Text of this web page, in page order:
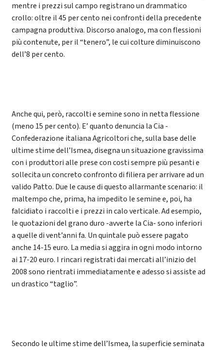
mentre i prezzi sul campo registrano un drammatico
crollo: oltre il 45 per cento nei confronti della precedente
campagna produttiva. Discorso analogo, ma con flessioni
più contenute, per il “tenero”, le cui colture diminuiscono
dell’8 per cento.
Anche qui, però, raccolti e semine sono in netta flessione
(meno 15 per cento). E’ quanto denuncia la Cia -
Confederazione italiana Agricoltori che, sulla base delle
ultime stime dell’Ismea, disegna un situazione gravissima
con i produttori alle prese con costi sempre più pesanti e
sollecita un concreto confronto di filiera per arrivare ad un
valido Patto. Due le cause di questo allarmante scenario: il
maltempo che, prima, ha impedito le semine e, poi, ha
falcidiato i raccolti e i prezzi in calo verticale. Ad esempio,
le quotazioni del grano duro -avverte la Cia- sono inferiori
a quelle di vent’anni fa. Un quintale può essere pagato
anche 14-15 euro. La media si aggira in ogni modo intorno
ai 17-20 euro. I rincari registrati dai mercati all’inizio del
2008 sono rientrati immediatamente e adesso si assiste ad
un drastico “taglio”.
Secondo le ultime stime dell’Ismea, la superficie seminata